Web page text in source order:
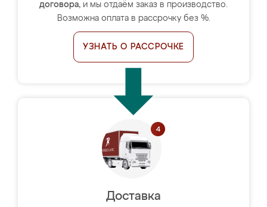
договора, и мы отдаём заказ в производство.
Возможна оплата в рассрочку без %.
УЗНАТЬ О РАССРОЧКЕ
Доставка